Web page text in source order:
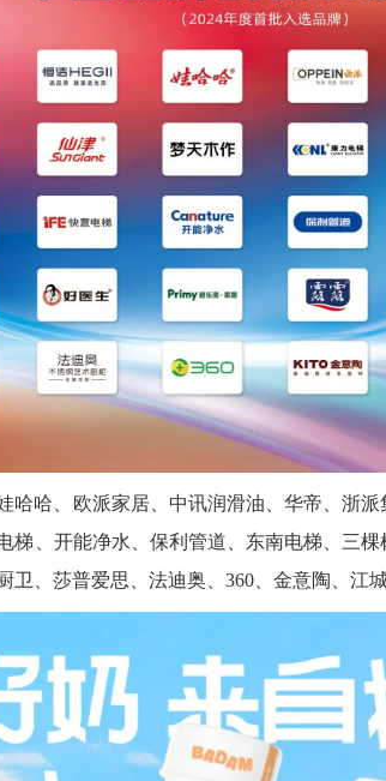
哈哈、欧派家居、中讯润滑油、华帝、浙
梯、开能净水、保利管道、东南电梯、三
卫、莎普爱思、法迪奥、360、金意陶、江